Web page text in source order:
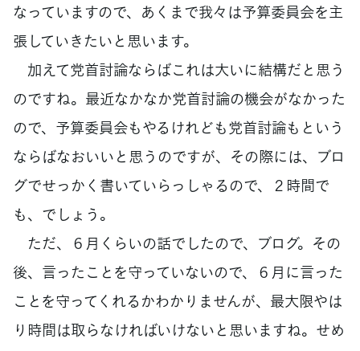
なっていますので、あくまで我々は予算委員会を主
張していきたいと思います。
加えて党首討論ならばこれは大いに結構だと思う
のですね。最近なかなか党首討論の機会がなかった
ので、予算委員会もやるけれども党首討論もという
ならばなおいいと思うのですが、その際には、ブロ
グでせっかく書いていらっしゃるので、２時間で
も、でしょう。
ただ、６月くらいの話でしたので、ブログ。その
後、言ったことを守っていないので、６月に言った
ことを守ってくれるかわかりませんが、最大限やは
り時間は取らなければいけないと思いますね。せめ